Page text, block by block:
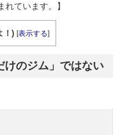
れています。】
！) [表示する]
けのジム」ではない